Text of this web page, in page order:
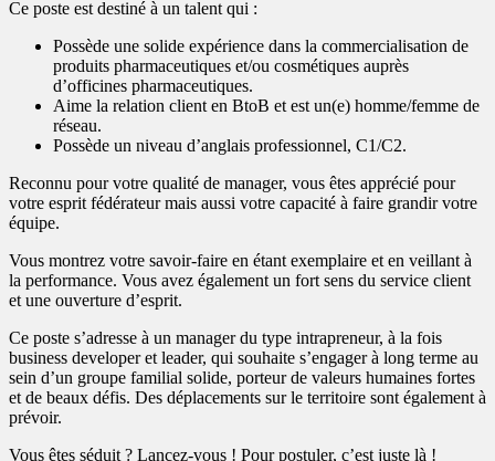
Ce poste est destiné à un talent qui :
Possède une solide expérience dans la commercialisation de
produits pharmaceutiques et/ou cosmétiques auprès
d’officines pharmaceutiques.
Aime la relation client en BtoB et est un(e) homme/femme de
réseau.
Possède un niveau d’anglais professionnel, C1/C2.
Reconnu pour votre qualité de manager, vous êtes apprécié pour
votre esprit fédérateur mais aussi votre capacité à faire grandir votre
équipe.
Vous montrez votre savoir-faire en étant exemplaire et en veillant à
la performance. Vous avez également un fort sens du service client
et une ouverture d’esprit.
Ce poste s’adresse à un manager du type intrapreneur, à la fois
business developer et leader, qui souhaite s’engager à long terme au
sein d’un groupe familial solide, porteur de valeurs humaines fortes
et de beaux défis. Des déplacements sur le territoire sont également à
prévoir.
Vous êtes séduit ? Lancez-vous ! Pour postuler, c’est juste là !